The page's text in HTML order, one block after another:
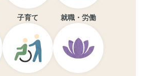
子育て 就職・労働